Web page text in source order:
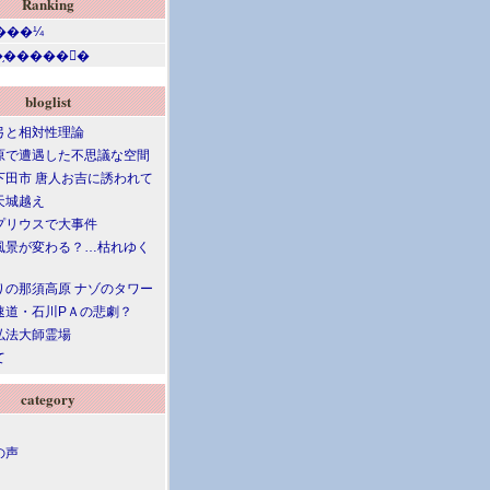
Ranking
bloglist
と相対性理論
で遭遇した不思議な空間
田市 唐人お吉に誘われて
城越え
リウスで大事件
景が変わる？…枯れゆく
の那須高原 ナゾのタワー
道・石川PＡの悲劇？
法大師霊場
category
声